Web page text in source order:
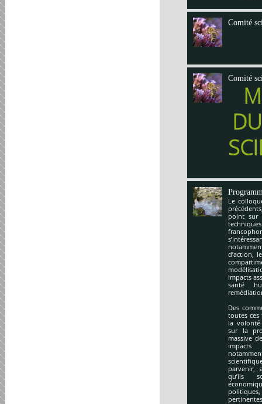
Comité
Comité
Le
point sur
d’action,
impacts
santé
Des
toutes ces
la
sur la
massive
parvenir,
qu’ils